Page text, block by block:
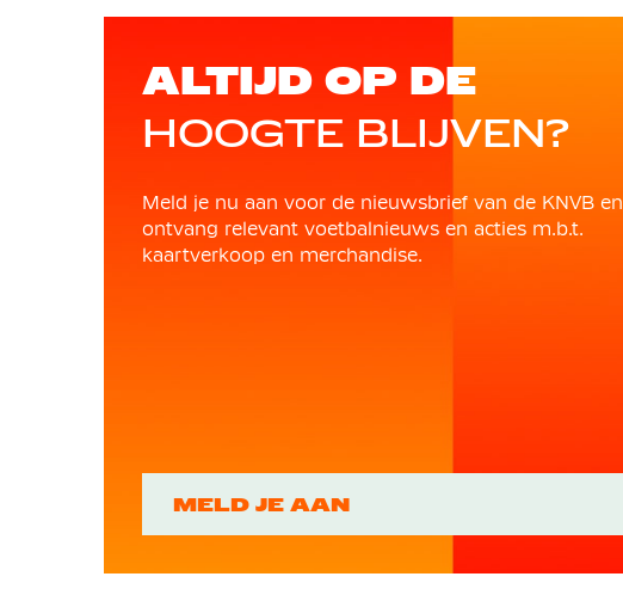
ALTIJD OP DE
HOOGTE BLIJVEN?
Meld je nu aan voor de nieuwsbrief van de KNVB en
ontvang relevant voetbalnieuws en acties m.b.t.
kaartverkoop en merchandise.
MELD JE AAN